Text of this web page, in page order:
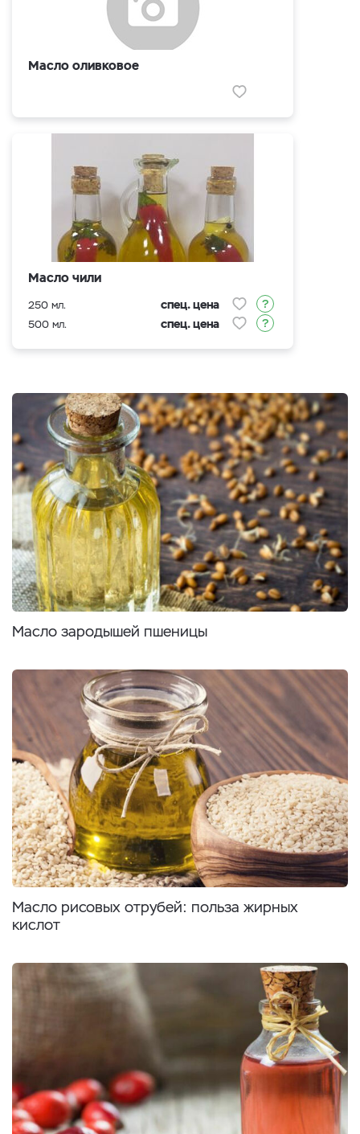
Масло оливковое
Масло чили
250 мл. спец. цена
500 мл. спец. цена
Масло зародышей пшеницы
Масло рисовых отрубей: польза жирных
кислот